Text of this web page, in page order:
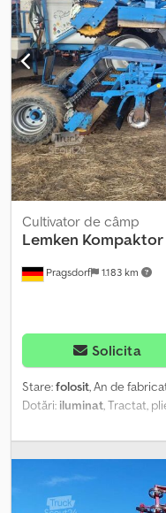
cm, grosime: 19 mm
Domeniu de frezare: max
frezare: 40 cm (0150)
cauciuc ranforsată cu
ranforsată cu nylon (0170)
Mașină de demonstrație
Pragsdorf 1.183 km
Cultivator de câmp
Lemken Kompaktor
Solicita
Stare:folosit, An de
Dotări: iluminat, Tractat,
/ roată de sprijin,
gâscă, protecție împotriva
tăvălug Güttler spate,
Agsmieck